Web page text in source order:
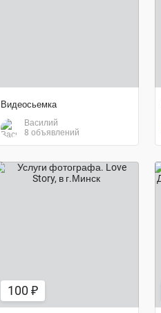
Видеосьемка
Василий
8 объявлений
100 ₽